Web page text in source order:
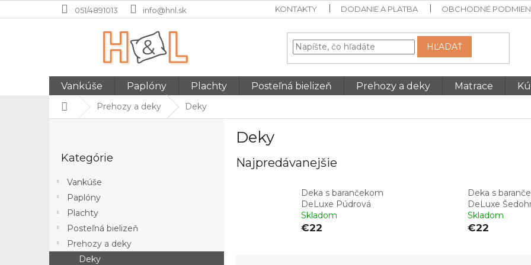
na
051/4891013 info@hnl.sk KONTAKTY DODANIE A PLATBA OBCHODNÉ
HĽADAŤ
Vankúše Paplóny Plachty Posteľná bielizeň Prehozy a deky Matrace
DomovPrehozy a deky Deky
kategórie
Kategórie
Vankúše
Paplóny
Plachty
Posteľná bielizeň
Prehozy a deky
Deky
Deky
Najpredávanejšie
Deka s barančekom
DeLuxe Púdrová
Skladom
€22
Deka s
DeLuxe
Skladom
€22